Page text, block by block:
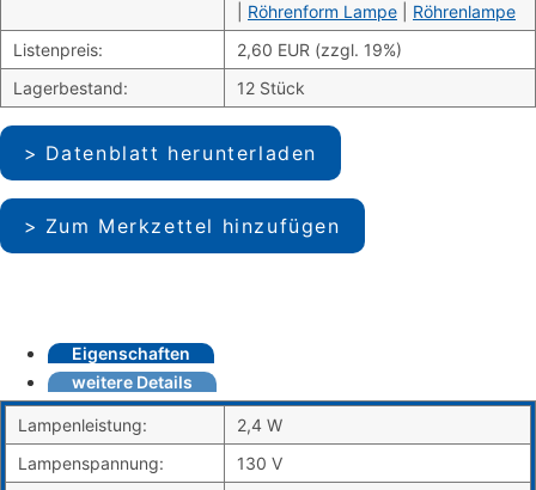
Röhrenform Lampe
Röhrenlampe
Listenpreis:
2,60 EUR (zzgl. 19%)
Lagerbestand:
12 Stück
Datenblatt herunterladen
Zum Merkzettel hinzufügen
Eigenschaften
weitere Details
Lampenleistung:
2,4 W
Lampenspannung:
130 V